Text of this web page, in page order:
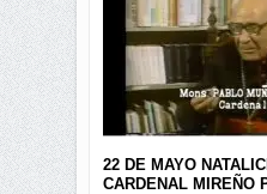
22 DE MAYO
CARDENAL MIREÑO